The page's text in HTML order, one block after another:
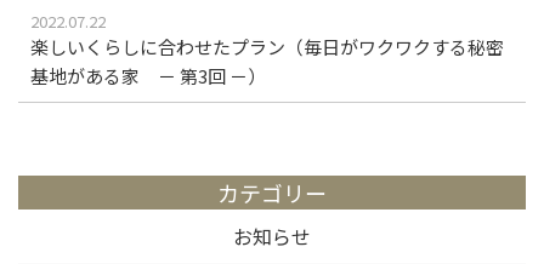
2022.07.22
楽しいくらしに合わせたプラン（毎日がワクワクする秘密
基地がある家 － 第3回 －）
カテゴリー
お知らせ